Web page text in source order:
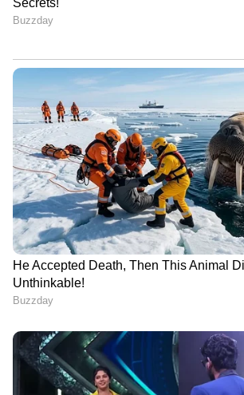
LATEST VIDEOS
ജാമ്യമെടുക്കാൻ സ്റ്റേഷനിലേക്ക്
മാസ്സ് എൻട്രി; ഒടുവിൽ
ഗുണ്ടാനേതാവിനെ കരുതൽ
തടങ്കലിലാക്കി പൊലീസ്
ആയങ്കിയെ അഴിക്കുള്ളിലാക്കി
കേരള പൊലീസ്; അര്‍ജുന്‍
ആയങ്കി 14 ദിവസം റിമാന്‍ഡില്‍